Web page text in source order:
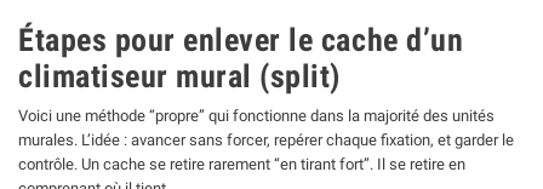
Étapes pour enlever le cache d’un
climatiseur mural (split)
Voici une méthode “propre” qui fonctionne dans la majorité des unités
murales. L’idée : avancer sans forcer, repérer chaque fixation, et garder le
contrôle. Un cache se retire rarement “en tirant fort”. Il se retire en